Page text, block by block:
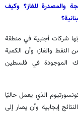
والمصدرة للغاز؟ وكيف
شركات أجنبية في منطقة
والغاز، وأن الكمية
الموجودة في فلسطين
الذي يعمل حاليّا
ونأمل أن تكون النتائج إيجابية وأن يصار إلى